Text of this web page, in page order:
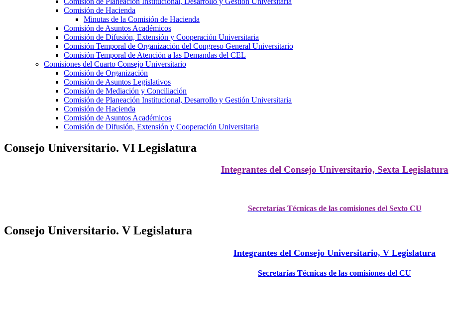
Comisión de Hacienda
Minutas de la Comisión de Hacienda
Comisión de Asuntos Académicos
Comisión de Difusión, Extensión y Cooperación Universitaria
Comisión Temporal de Organización del Congreso General Universitario
Comisión Temporal de Atención a las Demandas del CEL
Comisiones del Cuarto Consejo Universitario
Comisión de Organización
Comisión de Asuntos Legislativos
Comisión de Mediación y Conciliación
Comisión de Planeación Institucional, Desarrollo y Gestión Universitaria
Comisión de Hacienda
Comisión de Asuntos Académicos
Comisión de Difusión, Extensión y Cooperación Universitaria
Consejo Universitario. VI Legislatura
Integrantes del Consejo Universitario, Sexta Legislatura
Secretarías Técnicas de las comisiones del Sexto CU
Consejo Universitario. V Legislatura
Integrantes del Consejo Universitario, V Legislatura
Secretarías Técnicas de las comisiones del CU